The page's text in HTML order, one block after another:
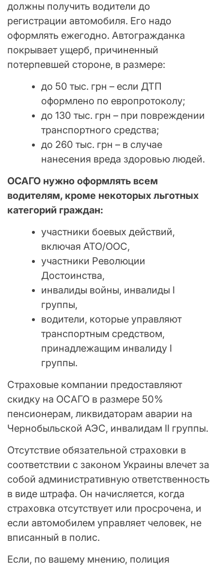
должны получить водители до
регистрации автомобиля. Его надо
оформлять ежегодно. Автогражданка
покрывает ущерб, причиненный
потерпевшей стороне, в размере:
до 50 тыс. грн – если ДТП
оформлено по европротоколу;
до 130 тыс. грн – при повреждении
транспортного средства;
до 260 тыс. грн – в случае
нанесения вреда здоровью людей.
ОСАГО нужно оформлять всем
водителям, кроме некоторых льготных
категорий граждан:
участники боевых действий,
включая АТО/ООС,
участники Революции
Достоинства,
инвалиды войны, инвалиды I
группы,
водители, которые управляют
транспортным средством,
принадлежащим инвалиду I
группы.
Страховые компании предоставляют
скидку на ОСАГО в размере 50%
пенсионерам, ликвидаторам аварии на
Чернобыльской АЭС, инвалидам II группы.
Отсутствие обязательной страховки в
соответствии с законом Украины влечет за
собой административную ответственность
в виде штрафа. Он начисляется, когда
страховка отсутствует или просрочена, и
если автомобилем управляет человек, не
вписанный в полис.
Если, по вашему мнению, полиция